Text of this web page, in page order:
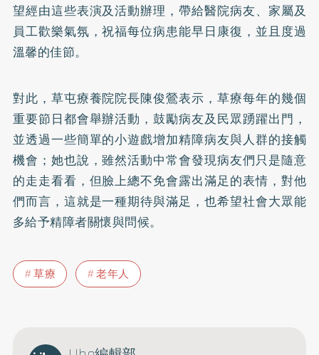
望經由這些表演及活動辦理，帶給醫院病友、家屬及
員工歡樂氣氛，祝福每位病患能早日康復，並且度過
溫馨的佳節。
對此，草屯療養院院長陳俊鶯表示，草療每年的幾個
重要節日都會舉辦活動，鼓勵病友及民眾踴躍出門，
並透過一些簡單的小遊戲增加精障病友與人群的接觸
機會；她也說，雖然活動中常會發現病友們只是隨意
的走走看看，但臉上總不免會露出滿足的表情，對他
們而言，這就是一種期待與滿足，也希望社會大眾能
多給予精障者關懷與問候。
草療 老年人